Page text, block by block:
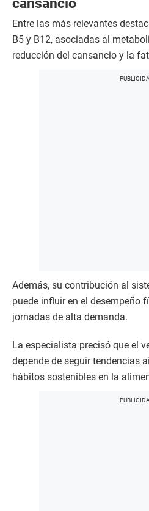
Entre las más relevantes
B5 y B12, asociadas al
reducción del cansancio y la
Además, su contribución al
puede influir en el desempeño
jornadas de alta demanda.
La especialista precisó que el
depende de seguir tendencias
hábitos sostenibles en la